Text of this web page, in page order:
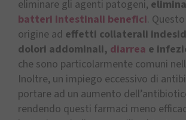
eliminare gli agenti patogeni,
batteri intestinali benefici.
origine ad effetti collaterali
dolori addominali, diarrea e
che sono particolarmente comuni
Inoltre, un impiego eccessivo di
portare ad un aumento
rendendo questi farmaci meno